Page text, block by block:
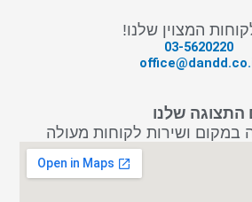
המצוין שלנו!
03-5620220
התצוגה שלנו
במקום ושירות לקוחות מעולה